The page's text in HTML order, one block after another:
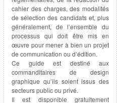
cahier des charges, des modalités
de sélection des candidats et, plus
généralement, de l’ensemble du
processus qui doit être mis en
œuvre pour mener à bien un projet
de communication ou d’édition.
Ce guide est destiné aux
commanditaires de design
graphique qu’ils soient issus des
secteurs public ou privé.
Il est disponible gratuitement